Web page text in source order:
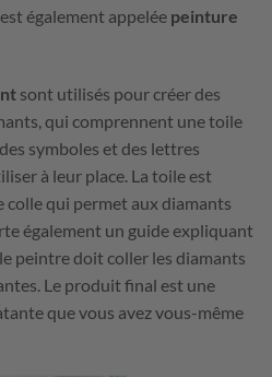
également appelée peinture
sont utilisés pour créer des
qui comprennent une toile
symboles et des lettres
à leur place. La toile est
colle qui permet aux diamants
également un guide expliquant
peintre doit coller les diamants
Le produit final est une
que vous avez vous-même